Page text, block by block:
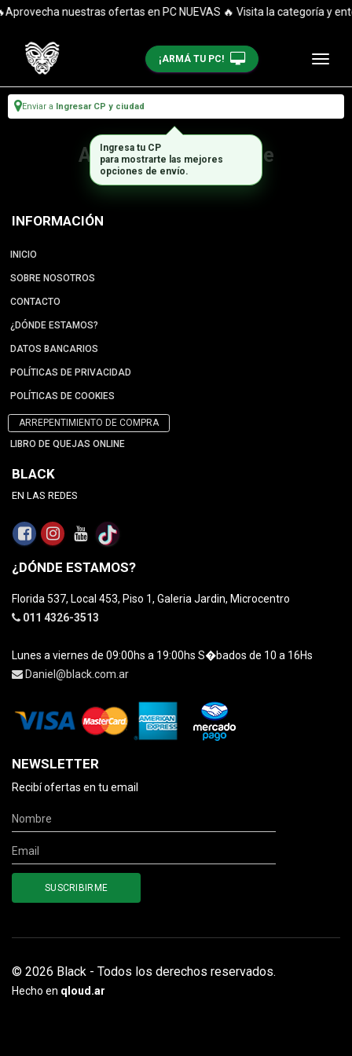
nuestras ofertas en PC NUEVAS 🔥 Visita la categoría y
¡ARMÁ TU PC!
Enviar a Ingresar CP y ciudad
Artículo no disponible
INFORMACIÓN
INICIO
SOBRE NOSOTROS
CONTACTO
¿DÓNDE ESTAMOS?
DATOS BANCARIOS
POLÍTICAS DE PRIVACIDAD
POLÍTICAS DE COOKIES
ARREPENTIMIENTO DE COMPRA
LIBRO DE QUEJAS ONLINE
BLACK
EN LAS REDES
¿DÓNDE ESTAMOS?
Florida 537, Local 453, Piso 1, Galeria Jardin, Microcentro
011 4326-3513
Lunes a viernes de 09:00hs a 19:00hs S�bados de 10 a 16Hs
Daniel@black.com.ar
NEWSLETTER
Recibí ofertas en tu email
© 2026 Black - Todos los derechos reservados.
Hecho en qloud.ar
Ingresa tu CP
para mostrarte las mejores
opciones de envío.